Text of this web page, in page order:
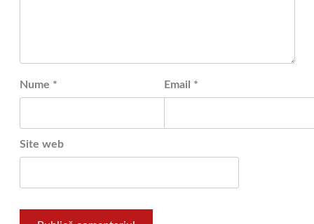
Nume * Email *
Site web